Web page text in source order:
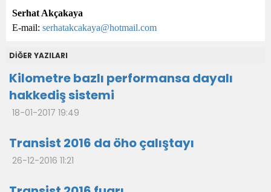
Serhat Akçakaya
E-mail: serhatakcakaya@hotmail.com
DİĞER YAZILARI
Kilometre bazlı performansa dayalı
hakkediş sistemi
18-01-2017 19:49
Transist 2016 da öho çalıştayı
26-12-2016 11:21